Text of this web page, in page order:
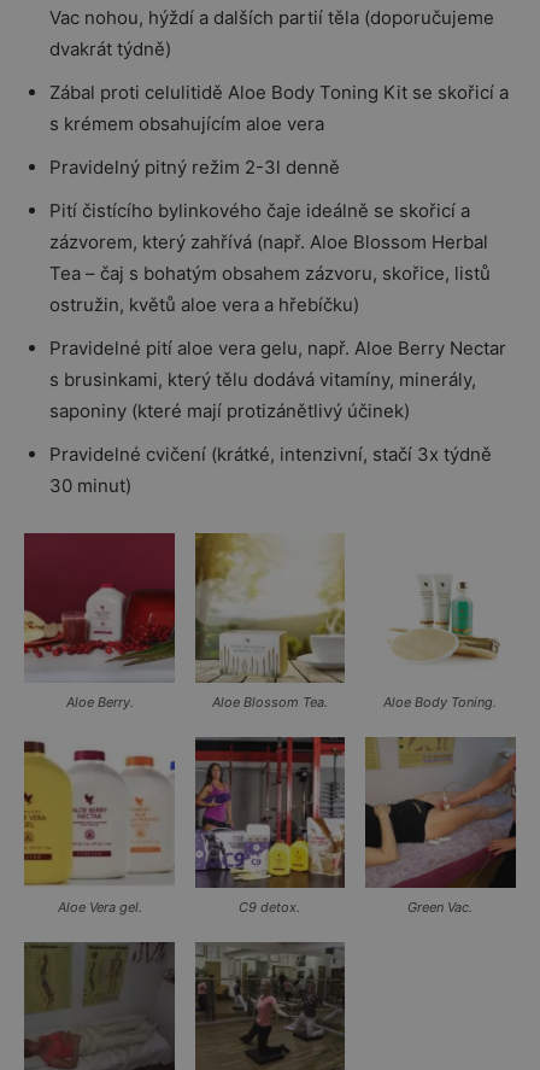
Vac nohou, hýždí a dalších partií těla (doporučujeme
dvakrát týdně)
Zábal proti celulitidě Aloe Body Toning Kit se skořicí a
s krémem obsahujícím aloe vera
Pravidelný pitný režim 2-3l denně
Pití čistícího bylinkového čaje ideálně se skořicí a
zázvorem, který zahřívá (např. Aloe Blossom Herbal
Tea – čaj s bohatým obsahem zázvoru, skořice, listů
ostružin, květů aloe vera a hřebíčku)
Pravidelné pití aloe vera gelu, např. Aloe Berry Nectar
s brusinkami, který tělu dodává vitamíny, minerály,
saponiny (které mají protizánětlivý účinek)
Pravidelné cvičení (krátké, intenzivní, stačí 3x týdně
30 minut)
Aloe Berry. Aloe Blossom Tea. Aloe Body Toning.
Aloe Vera gel. C9 detox. Green Vac.